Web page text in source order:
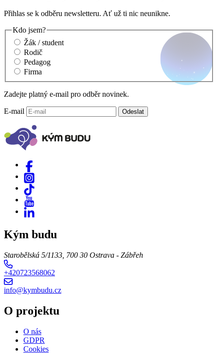
Přihlas se k odběru newsletteru. Ať už ti nic neunikne.
Kdo jsem?
Žák / student
Rodič
Pedagog
Firma
Zadejte platný e-mail pro odběr novinek.
E-mail Odeslat
Kým budu
Starobělská 5/1133, 700 30 Ostrava - Zábřeh
+420723568062
info@kymbudu.cz
O projektu
O nás
GDPR
Cookies